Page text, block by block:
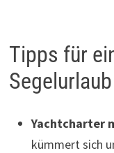
Tipps für
Yachtcharter
kümmert sich